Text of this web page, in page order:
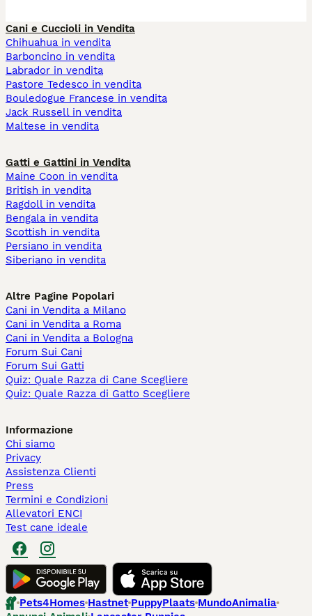
Cani e Cuccioli in Vendita
Chihuahua in vendita
Barboncino in vendita
Labrador in vendita
Pastore Tedesco in vendita
Bouledogue Francese in vendita
Jack Russell in vendita
Maltese in vendita
Gatti e Gattini in Vendita
Maine Coon in vendita
British in vendita
Ragdoll in vendita
Bengala in vendita
Scottish in vendita
Persiano in vendita
Siberiano in vendita
Altre Pagine Popolari
Cani in Vendita a Milano
Cani in Vendita a Roma
Cani in Vendita a Bologna
Forum Sui Cani
Forum Sui Gatti
Quiz: Quale Razza di Cane Scegliere
Quiz: Quale Razza di Gatto Scegliere
Informazione
Chi siamo
Privacy
Assistenza Clienti
Press
Termini e Condizioni
Allevatori ENCI
Test cane ideale
Pets4Homes Hastnet PuppyPlaats MundoAnimalia